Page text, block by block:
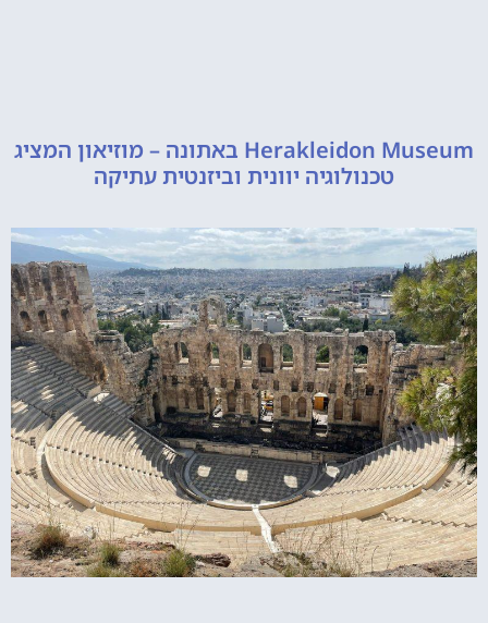
Herakleidon Museum באתונה – מוזיאון המציג
טכנולוגיה יוונית וביזנטית עתיקה